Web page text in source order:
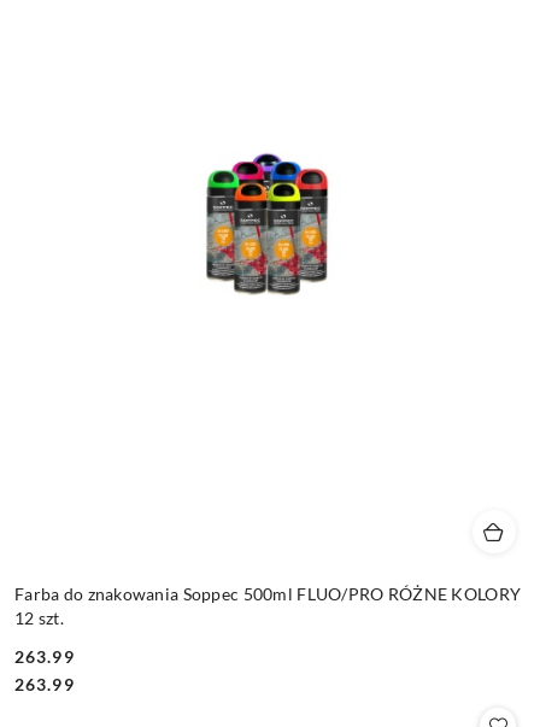
Farba do znakowania Soppec 500ml FLUO/PRO RÓŻNE KOLORY
12 szt.
Cena:
263.99
Cena:
263.99